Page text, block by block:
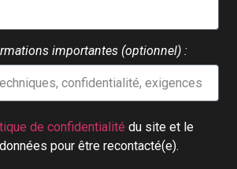
importantes (optionnel) :
de confidentialité du site et le
pour être recontacté(e).